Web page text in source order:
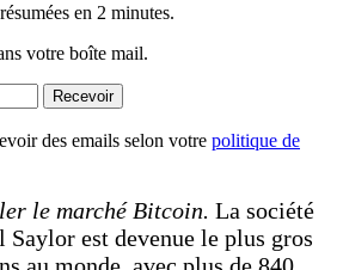
en 2 minutes.
votre boîte mail.
Recevoir
des emails selon votre politique de
le marché Bitcoin. La société
est devenue le plus gros